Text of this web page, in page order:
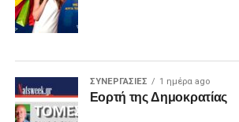
ΣΥΝΕΡΓΑΣΙΕΣ 1 ημέρα ago
Εορτή της Δημοκρατίας